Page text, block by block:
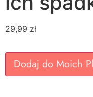
29,99 zł
Dodaj do Moich